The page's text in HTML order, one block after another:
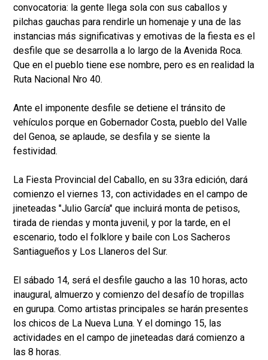
convocatoria: la gente llega sola con sus caballos y
pilchas gauchas para rendirle un homenaje y una de las
instancias más significativas y emotivas de la fiesta es el
desfile que se desarrolla a lo largo de la Avenida Roca.
Que en el pueblo tiene ese nombre, pero es en realidad la
Ruta Nacional Nro 40.
Ante el imponente desfile se detiene el tránsito de
vehículos porque en Gobernador Costa, pueblo del Valle
del Genoa, se aplaude, se desfila y se siente la
festividad.
La Fiesta Provincial del Caballo, en su 33ra edición, dará
comienzo el viernes 13, con actividades en el campo de
jineteadas "Julio García" que incluirá monta de petisos,
tirada de riendas y monta juvenil, y por la tarde, en el
escenario, todo el folklore y baile con Los Sacheros
Santiagueños y Los Llaneros del Sur.
El sábado 14, será el desfile gaucho a las 10 horas, acto
inaugural, almuerzo y comienzo del desafío de tropillas
en gurupa. Como artistas principales se harán presentes
los chicos de La Nueva Luna. Y el domingo 15, las
actividades en el campo de jineteadas dará comienzo a
las 8 horas.